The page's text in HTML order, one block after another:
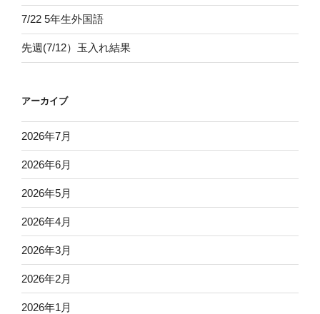
7/22 5年生外国語
先週(7/12）玉入れ結果
アーカイブ
2026年7月
2026年6月
2026年5月
2026年4月
2026年3月
2026年2月
2026年1月